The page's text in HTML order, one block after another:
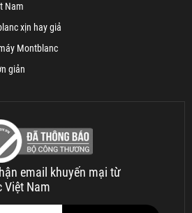
Nam
xịn hay giả
Montblanc
giản
email khuyến mại từ
Việt Nam